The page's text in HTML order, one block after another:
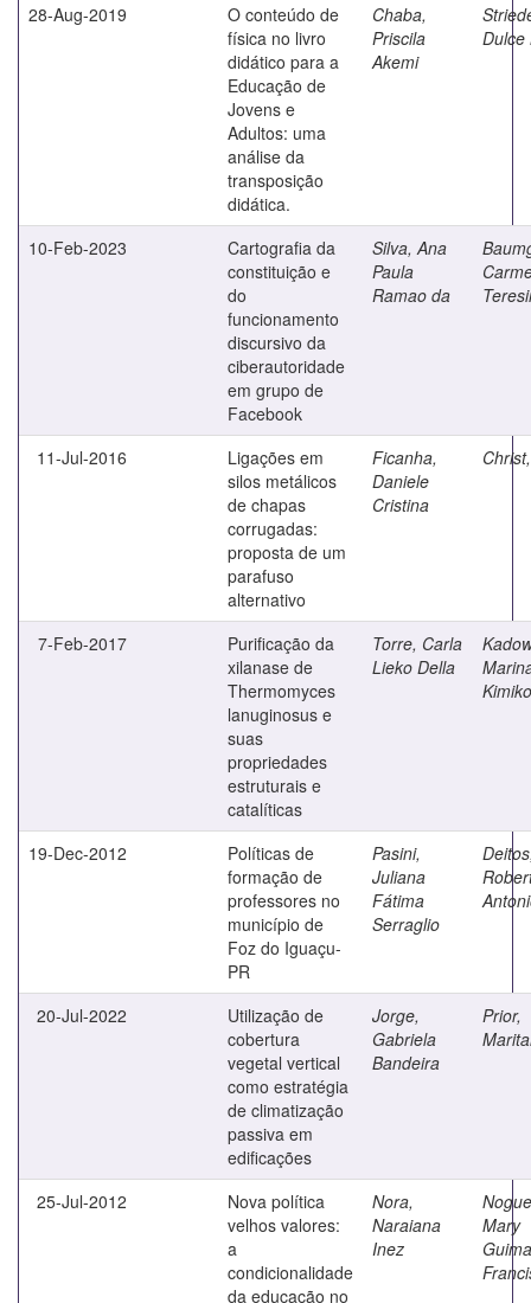
28-Aug-2019
O conteúdo de
física no livro
didático para a
Educação de
Jovens e
Adultos: uma
análise da
transposição
didática.
Chaba,
Priscila
Akemi
Dulce
10-Feb-2023
Cartografia da
constituição e
do
funcionamento
discursivo da
ciberautoridade
em grupo de
Facebook
Silva, Ana
Paula
Ramao da
11-Jul-2016
Ligações em
silos metálicos
de chapas
corrugadas:
proposta de um
parafuso
alternativo
Ficanha,
Daniele
Cristina
7-Feb-2017
Purificação da
xilanase de
Thermomyces
lanuginosus e
suas
propriedades
estruturais e
catalíticas
Torre, Carla
Lieko Della
Kimiko
19-Dec-2012
Políticas de
formação de
professores no
município de
Foz do Iguaçu-
PR
Pasini,
Juliana
Fátima
Serraglio
20-Jul-2022
Utilização de
cobertura
vegetal vertical
como estratégia
de climatização
passiva em
edificações
Jorge,
Gabriela
Bandeira
Prior,
25-Jul-2012
Nova política
velhos valores:
a
condicionalidade
da educação no
Nora,
Naraiana
Inez
Mary